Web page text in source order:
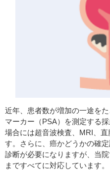
近年、患者数が増加の一途を
マーカー（PSA）を測定する
場合には超音波検査、MRI、
す。さらに、癌かどうかの確
診断が必要になりますが、当
まですべてに対応しています。